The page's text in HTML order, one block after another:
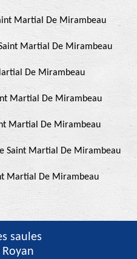
Martial De Mirambeau
Martial De Mirambeau
De Mirambeau
Martial De Mirambeau
Martial De Mirambeau
Saint Martial De Mirambeau
Martial De Mirambeau
saules
Royan